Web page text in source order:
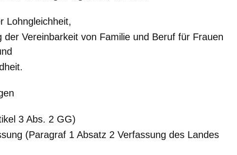
Lohngleichheit,
der Vereinbarkeit von Familie und Beruf für Frauen
3 Abs. 2 GG)
(Paragraf 1 Absatz 2 Verfassung des Landes